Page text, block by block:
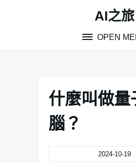
AI之旅
OPEN
什麼叫做量
腦？
2024-10-19